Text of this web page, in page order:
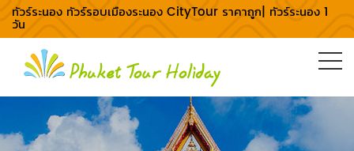
ทัวร์ระนอง ทัวร์รอบเมืองระนอง CityTour ราคาถูก| ทัวร์ระนอง 1
วัน